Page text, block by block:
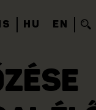
HU EN